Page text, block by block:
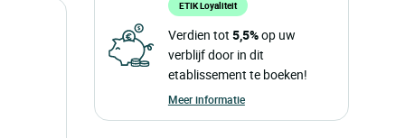
ETIK Loyaliteit
Verdien tot 5,5%op uw
verblijf door in dit
etablissement te boeken!
Meer informatie